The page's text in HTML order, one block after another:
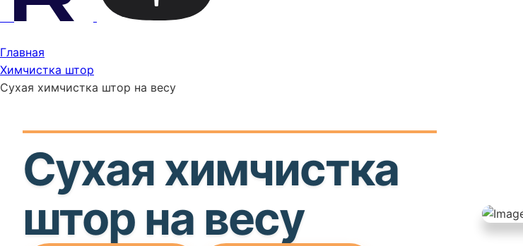
Главная
Химчистка штор
Сухая химчистка штор на весу
Сухая химчистка
штор на весу